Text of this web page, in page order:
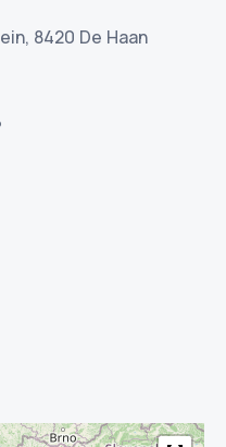
8420 De Haan